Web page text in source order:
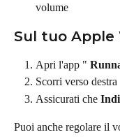
volume
Sul tuo Apple
Apri l'app "
Scorri verso destra
Assicurati che
Puoi anche regolare il